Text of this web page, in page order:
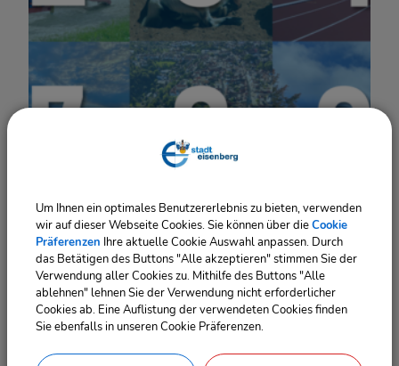
Um Ihnen ein optimales Benutzererlebnis zu bieten, verwenden
wir auf dieser Webseite Cookies. Sie können über dieCookie
Präferenzen Ihre aktuelle Cookie Auswahl anpassen. Durch
das Betätigen des Buttons "Alle akzeptieren" stimmen Sie der
Verwendung aller Cookies zu. Mithilfe des Buttons "Alle
ablehnen" lehnen Sie der Verwendung nicht erforderlicher
Cookies ab. Eine Auflistung der verwendeten Cookies finden
Sie ebenfalls in unseren Cookie Präferenzen.